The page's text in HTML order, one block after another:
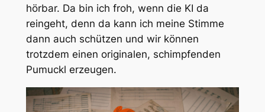
hörbar. Da bin ich froh, wenn die KI da
reingeht, denn da kann ich meine Stimme
dann auch schützen und wir können
trotzdem einen originalen, schimpfenden
Pumuckl erzeugen.